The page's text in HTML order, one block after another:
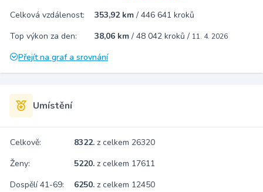
Celková vzdálenost:
353,92 km / 446 641 kroků
Top výkon za den:
38,06 km / 48 042 kroků / 11. 4. 2026
Přejít na graf a srovnání
Umístění
Celkově: 8322. z celkem 26320
Ženy:
5220. z celkem 17611
Dospělí 41-69:
6250. z celkem 12450